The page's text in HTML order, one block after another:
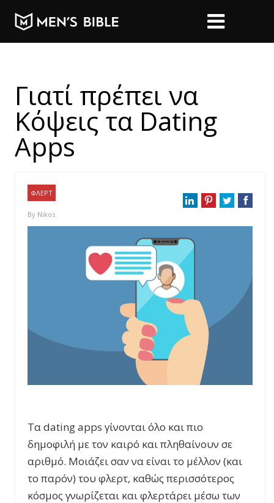
Γιατί πρέπει να
Κόψεις τα Dating
Apps
ΦΛΕΡΤ
By Nikos
Τα dating apps γίνονται όλο και πιο
δημοφιλή με τον καιρό και πληθαίνουν σε
αριθμό. Μοιάζει σαν να είναι το μέλλον (και
το παρόν) του φλερτ, καθώς περισσότερος
κόσμος γνωρίζεται και φλερτάρει μέσω των